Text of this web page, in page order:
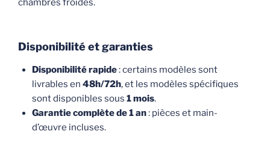
chambres froides.
Disponibilité et garanties
Disponibilité rapide: certains modèles sont
livrables en 48h/72h, et les modèles spécifiques
sont disponibles sous 1 mois.
Garantie complète de 1 an: pièces et main-
d’œuvre incluses.